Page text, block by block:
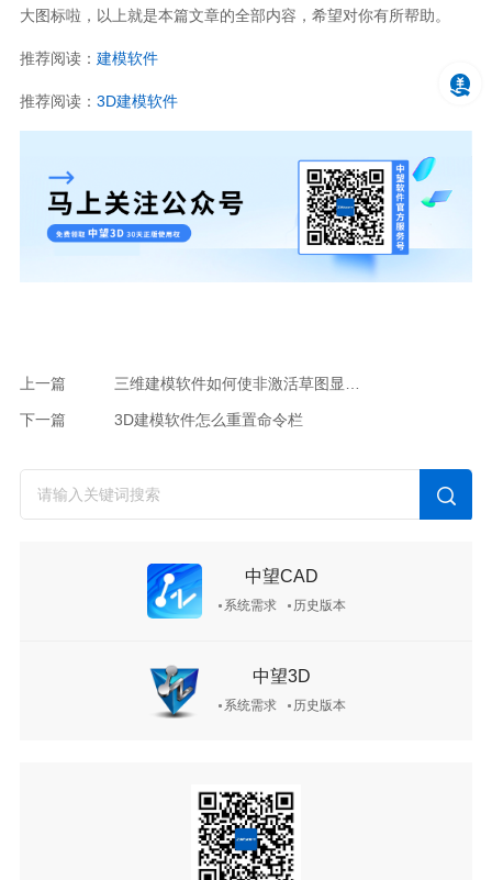
大图标啦，以上就是本篇文章的全部内容，希望对你有所帮助。
推荐阅读： 建模软件
推荐阅读： 3D建模软件
上一篇
下一篇 3D建模软件怎么重置命令栏
中望CAD
系统需求 历史版本
中望3D
系统需求 历史版本